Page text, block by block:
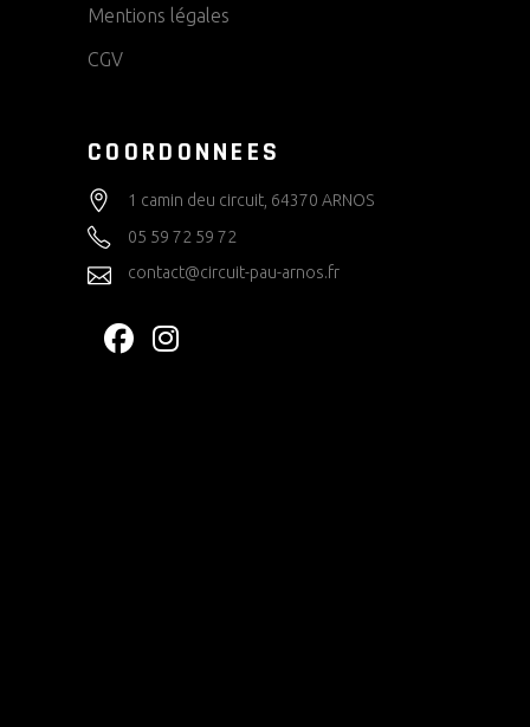
Mentions légales
CGV
COORDONNEES
1 camin deu circuit, 64370 ARNOS
05 59 72 59 72
contact@circuit-pau-arnos.fr